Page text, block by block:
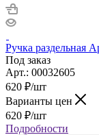
Ручка раздельная
Под заказ
Арт.: 00032605
620 ₽/шт
Варианты цен
620 ₽/шт
Подробности